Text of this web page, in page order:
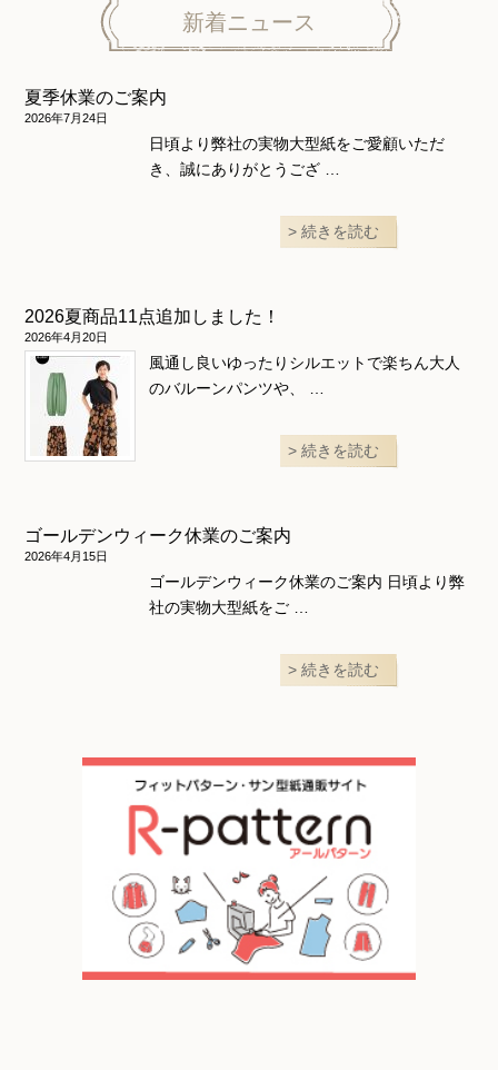
和風衣類
ウェディング・コスチューム
スカート・パンツ
新着ニュース
夏季休業のご案内
2026年7月24日
日頃より弊社の実物大型紙をご愛顧いただ
き、誠にありがとうござ …
続きを読む
2026夏商品11点追加しました！
2026年4月20日
風通し良いゆったりシルエットで楽ちん大人
のバルーンパンツや、 …
続きを読む
ゴールデンウィーク休業のご案内
2026年4月15日
ゴールデンウィーク休業のご案内 日頃より弊
社の実物大型紙をご …
続きを読む